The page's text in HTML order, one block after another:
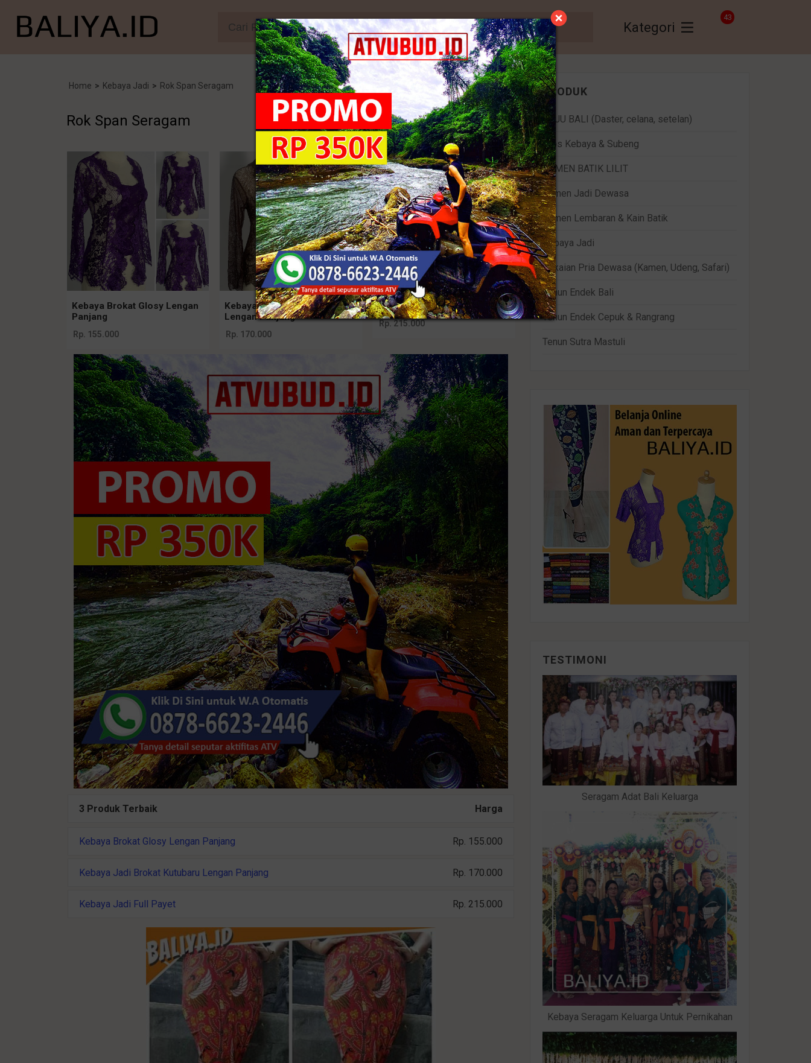
Kategori
43
Home > Kebaya Jadi > Rok Span Seragam
Rok Span Seragam
Kebaya Brokat Glosy Lengan
Panjang
Rp. 155.000
Kebaya Jadi Brokat Kutubaru
Lengan Panjang
Rp. 170.000
Best seller
Kebaya Jadi Full Payet
Rp. 215.000
3 Produk Terbaik Harga
Kebaya Brokat Glosy Lengan Panjang Rp. 155.000
Kebaya Jadi Brokat Kutubaru Lengan Panjang Rp. 170.000
Kebaya Jadi Full Payet Rp. 215.000
PRODUK
BAJU BALI (Daster, celana, setelan)
Bros Kebaya & Subeng
KAMEN BATIK LILIT
Kamen Jadi Dewasa
Kamen Lembaran & Kain Batik
Kebaya Jadi
Pakaian Pria Dewasa (Kamen, Udeng, Safari)
Tenun Endek Bali
Tenun Endek Cepuk & Rangrang
Tenun Sutra Mastuli
TESTIMONI
Seragam Adat Bali Keluarga
Kebaya Seragam Keluarga Untuk Pernikahan